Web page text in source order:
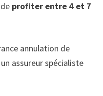
profiter entre 4 et 7
annulation de
assureur spécialiste